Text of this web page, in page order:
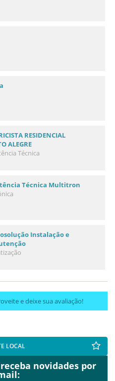
RESIDENCIAL
ALEGRE
Técnica
Técnica Multitron
Instalação e
e deixe sua avaliação!
LOCAL
novidades por